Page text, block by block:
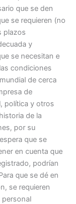
que se den
se requieren (no
plazos
y
se necesitan e
condiciones
de cerca
de
política y otros
de la
por su
que se
en cuenta que
podrían
que se dé en
se requieren